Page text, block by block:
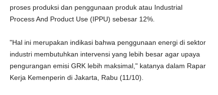
proses produksi dan penggunaan produk atau Industrial
Process And Product Use (IPPU) sebesar 12%.
"Hal ini merupakan indikasi bahwa penggunaan energi di sektor
industri membutuhkan intervensi yang lebih besar agar upaya
pengurangan emisi GRK lebih maksimal," katanya dalam Rapar
Kerja Kemenperin di Jakarta, Rabu (11/10).